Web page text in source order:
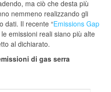
ma ciò che desta più
nemmeno realizzando gli
dati. Il recente “Emissions Gap
emissioni reali siano più alte
al dichiarato.
di gas serra